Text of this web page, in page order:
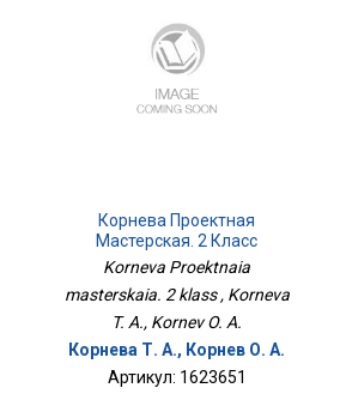
Корнева Проектная
Мастерская. 2 Класс
Korneva Proektnaia
masterskaia. 2 klass , Korneva
T. A., Kornev O. A.
Корнева Т. А., Корнев О. А.
Артикул: 1623651